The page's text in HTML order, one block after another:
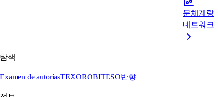
문체계량
네트워크
탐색
Examen de autoríasTEXOROBITESO반향